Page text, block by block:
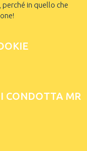
perché in quello che
CONDOTTA MR